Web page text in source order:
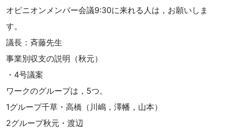
オピニオンメンバー会議9:30に来れる人は，お願いしま
す。
議長：斉藤先生
事業別収支の説明（秋元）
・4号議案
ワークのグループは，5つ。
1グループ千草・高橋（川嶋，澤幡，山本）
2グループ秋元・渡辺